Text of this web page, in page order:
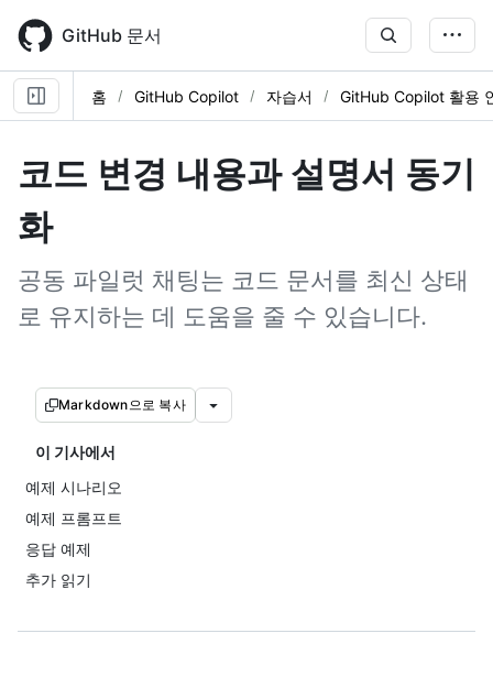
main
content
GitHub 문서
홈 GitHub Copilot 자습서 GitHub Copilot 활용
코드 변경 내용과 설명서 동기
화
공동 파일럿 채팅는 코드 문서를 최신 상태
로 유지하는 데 도움을 줄 수 있습니다.
Markdown으로 복사
이 기사에서
예제 시나리오
예제 프롬프트
응답 예제
추가 읽기